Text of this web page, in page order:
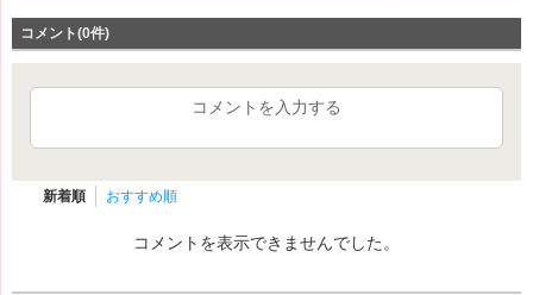
コメント(0件)
コメントを入力する
新着順 おすすめ順
コメントを表示できませんでした。